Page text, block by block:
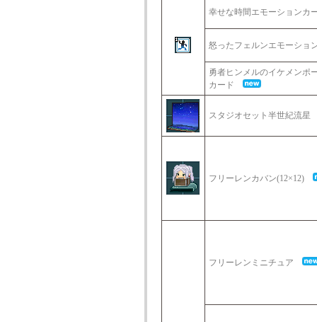
幸せな時間エモーション
怒ったフェルンエモーシ
勇者ヒンメルのイケメンポ
カード
スタジオセット半世紀流
フリーレンカバン(12×12)
フリーレンミニチュア